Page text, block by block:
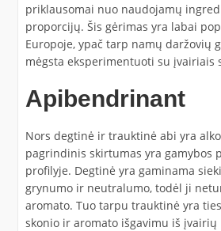
priklausomai nuo naudojamų
proporcijų. Šis gėrimas yra labai
Europoje, ypač tarp namų daržovių
mėgsta eksperimentuoti su įvairiais
Apibendrinant
Nors degtinė ir trauktinė abi yra
pagrindinis skirtumas yra gamybos
profilyje. Degtinė yra gaminama
grynumo ir neutralumo, todėl ji
aromato. Tuo tarpu trauktinė yra
skonio ir aromato išgavimu iš